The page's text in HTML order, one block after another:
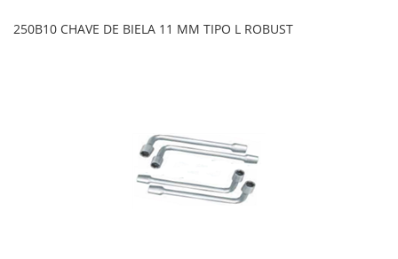
250B10 CHAVE DE BIELA 11 MM TIPO L ROBUST